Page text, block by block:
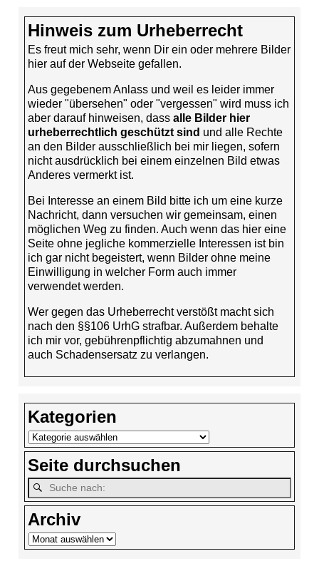
Hinweis zum Urheberrecht
Es freut mich sehr, wenn Dir ein oder mehrere Bilder
hier auf der Webseite gefallen.
Aus gegebenem Anlass und weil es leider immer
wieder "übersehen" oder "vergessen" wird muss ich
aber darauf hinweisen, dassalle Bilder hier
urheberrechtlich geschützt sind und alle Rechte
an den Bilder ausschließlich bei mir liegen, sofern
nicht ausdrücklich bei einem einzelnen Bild etwas
Anderes vermerkt ist.
Bei Interesse an einem Bild bitte ich um eine kurze
Nachricht, dann versuchen wir gemeinsam, einen
möglichen Weg zu finden. Auch wenn das hier eine
Seite ohne jegliche kommerzielle Interessen ist bin
ich gar nicht begeistert, wenn Bilder ohne meine
Einwilligung in welcher Form auch immer
verwendet werden.
Wer gegen das Urheberrecht verstößt macht sich
nach den §§106 UrhG strafbar. Außerdem behalte
ich mir vor, gebührenpflichtig abzumahnen und
auch Schadensersatz zu verlangen.
Kategorien
Seite durchsuchen
Archiv